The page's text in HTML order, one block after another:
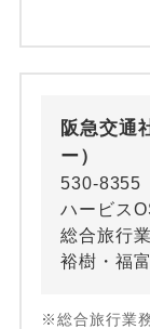
阪急交通
ー）
530-8355
ハービス
総合旅行
裕樹・福
※総合旅行業